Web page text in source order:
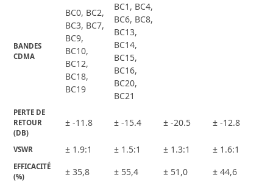
BANDES
CDMA
BC0, BC2,
BC3, BC7,
BC9,
BC10,
BC12,
BC18,
BC19
BC1, BC4,
BC6, BC8,
BC13,
BC14,
BC15,
BC16,
BC20,
BC21
PERTE DE
RETOUR
(DB)
± -11.8 ± -15.4 ± -20.5 ± -12.8
VSWR ± 1.9:1 ± 1.5:1 ± 1.3:1 ± 1.6:1
EFFICACITÉ
(%)
± 35,8 ± 55,4 ± 51,0 ± 44,6